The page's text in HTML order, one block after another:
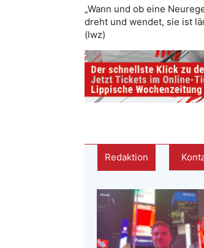
„Wann und ob eine
dreht und wendet, sie ist
(lwz)
Redaktion